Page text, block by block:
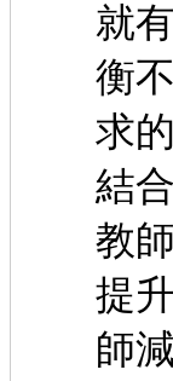
就
衡
求
結
教
提
師